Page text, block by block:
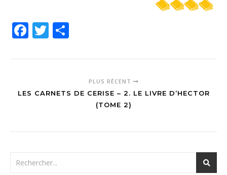
Facebook
Twitter
PLUS RÉCENT
LES CARNETS DE CERISE – 2. LE LIVRE D’HECTOR
(TOME 2)